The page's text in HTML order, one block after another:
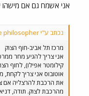
אני אשמח גם אם מישהו
נכתב ע"י the philosopher:
מרכז תל אביב-חוף הצוק
אני צריך להגיע מחר
קילומטר אפילו), לחוף
אוטובוס אני צריך
את הרכבת להרצליה אם
מהרכבת לצוק. תודה,